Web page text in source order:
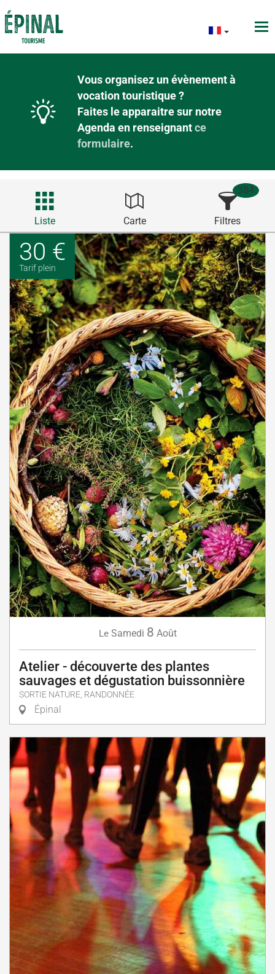
Vous organisez un évènement à
vocation touristique ?
Faites le apparaitre sur notre
Agenda en renseignantce
formulaire.
Liste Carte Filtres
384
30 €
Tarif plein
Le Samedi 8 Août
Atelier - découverte des plantes
sauvages et dégustation buissonnière
SORTIE NATURE, RANDONNÉE
Épinal